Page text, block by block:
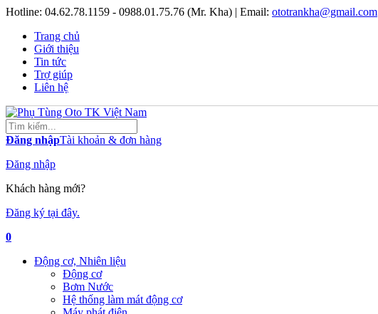
Hotline: 04.62.78.1159 - 0988.01.75.76 (Mr. Kha) | Email: ototrankha@gmail.com
Trang chủ
Giới thiệu
Tin tức
Trợ giúp
Liên hệ
Đăng nhậpTài khoản & đơn hàng
Đăng nhập
Khách hàng mới?
Đăng ký tại đây.
0
Động cơ, Nhiên liệu
Động cơ
Bơm Nước
Hệ thống làm mát động cơ